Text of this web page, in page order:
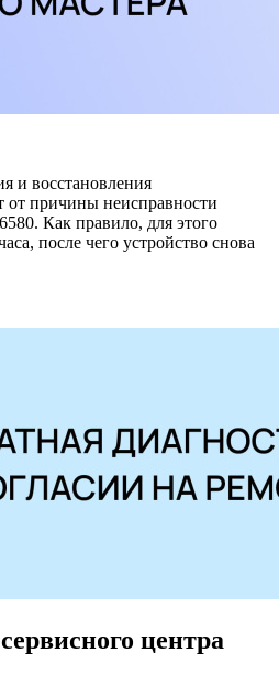
и восстановления
от причины неисправности
Как правило, для этого
после чего устройство снова
центра